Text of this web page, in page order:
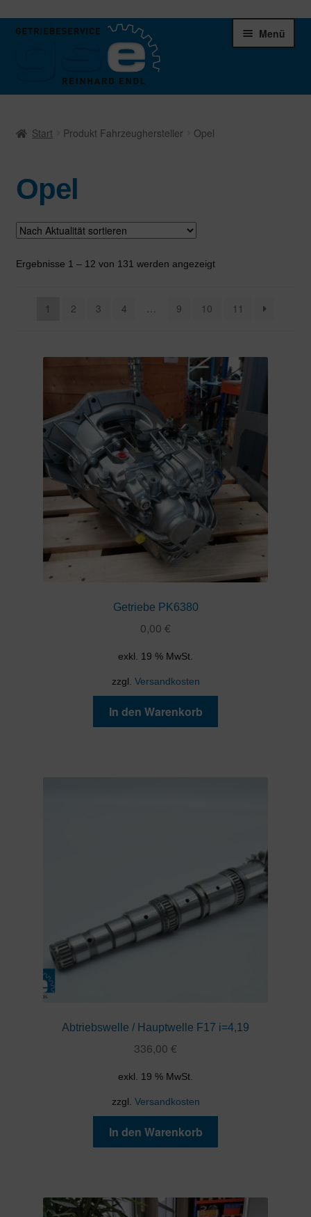
Zur
Zum
Menü
Schaltgetriebe
Verteilergetriebe
Warenkorb
Start Produkt Fahrzeughersteller Opel
Opel
Ergebnisse 1 – 12 von 131 werden angezeigtNach
1 2 3 4 … 9 10 11
Getriebe PK6380
0,00 €
exkl. 19 % MwSt.
zzgl. Versandkosten
In den Warenkorb
Abtriebswelle / Hauptwelle F17 i=4,19
336,00 €
exkl. 19 % MwSt.
zzgl. Versandkosten
In den Warenkorb